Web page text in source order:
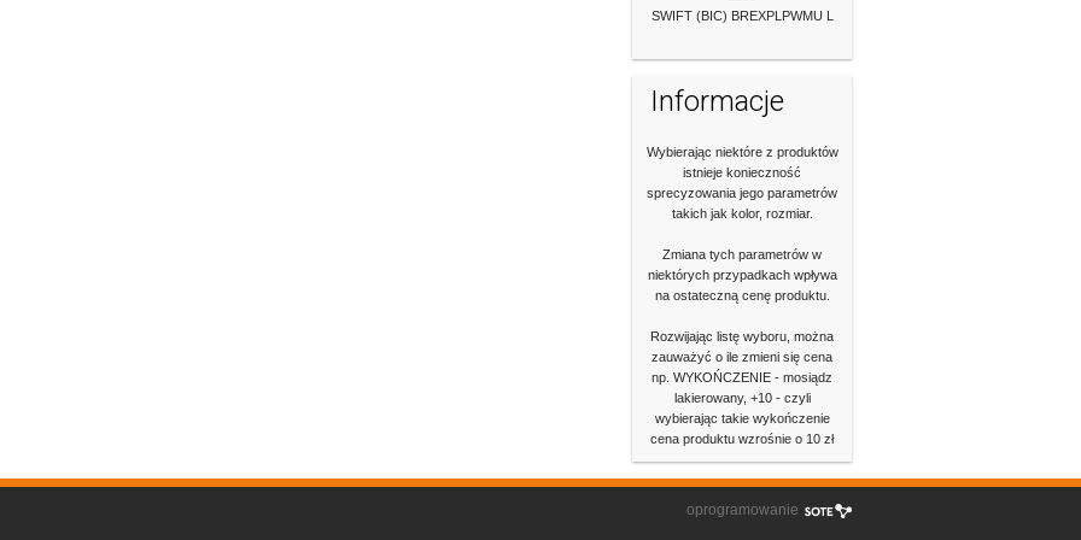
SWIFT (BIC) BREXPLPWMU L
Informacje
Wybierając niektóre z produktów
istnieje konieczność
sprecyzowania jego parametrów
takich jak kolor, rozmiar.
Zmiana tych parametrów w
niektórych przypadkach wpływa
na ostateczną cenę produktu.
Rozwijając listę wyboru, można
zauważyć o ile zmieni się cena
np. WYKOŃCZENIE - mosiądz
lakierowany, +10 - czyli
wybierając takie wykończenie
cena produktu wzrośnie o 10 zł
oprogramowanie